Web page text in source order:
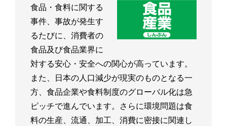
食品・食料に関する
事件、事故が発生す
るたびに、消費者の
食品及び食品業界に
対する安心・安全への関心が高っています。
また、日本の人口減少が現実のものとなる一
方、食品企業や食料制度のグローバル化は急
ピッチで進んでいます。さらに環境問題は食
料の生産、流通、加工、消費に密接に関連し